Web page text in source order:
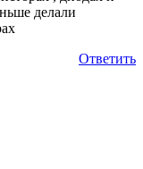
делали
Ответить